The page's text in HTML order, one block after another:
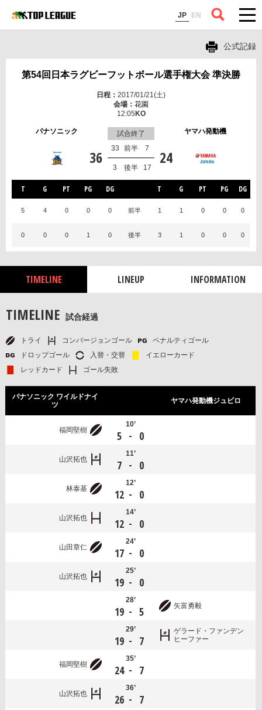
JP EN
コラム
公式記録
第54回日本ラグビーフットボール選手権大会 準決勝
2017/01/21(土)
花園
12:05
パナソニック ヤマハ発動機
試合終了
36 24
前半
33 7
後半
3 17
T G PT PG DG T G PT PG DG
5 4 0 0 0 前半 1 1 0 0 0
0 0 0 1 0 後半 3 1 0 0 0
TIMELINE LINEUP INFORMATION
TIMELINE 試合経過
トライ コンバージョンゴール
ペナルティゴール
ドロップゴール
入替・交替
イエローカード
レッドカード
ゴール失敗
パナソニック ワイルドナイ
ツ
ヤマハ発動機ジュビロ
福岡堅樹
10’
5 - 0
山沢拓也
11’
7 - 0
林泰基
12’
12 - 0
山沢拓也
14’
12 - 0
山田章仁
24’
17 - 0
山沢拓也
25’
19 - 0
28’
19 - 5 矢富勇毅
29’
19 - 7
ゲラード・ファンデン
ヒーファー
福岡堅樹
35’
24 - 7
山沢拓也
36’
26 - 7